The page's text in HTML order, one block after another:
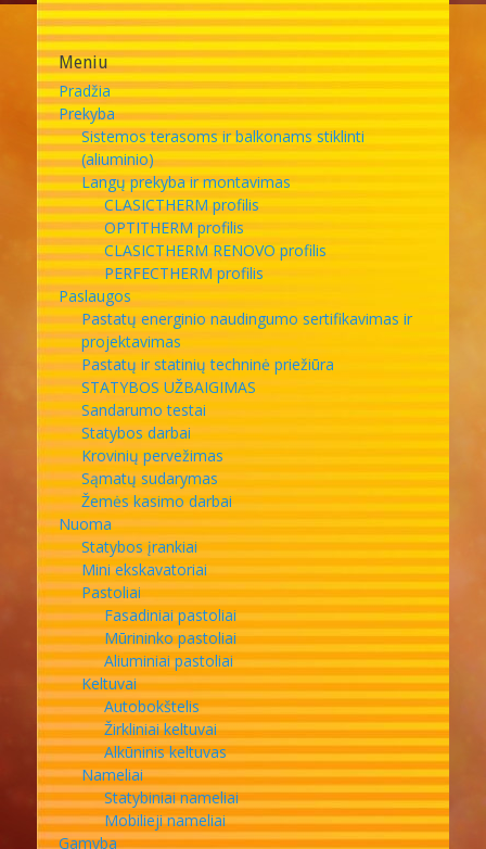
Meniu
Pradžia
Prekyba
Sistemos terasoms ir balkonams stiklinti
(aliuminio)
Langų prekyba ir montavimas
CLASICTHERM profilis
OPTITHERM profilis
CLASICTHERM RENOVO profilis
PERFECTHERM profilis
Paslaugos
Pastatų energinio naudingumo sertifikavimas ir
projektavimas
Pastatų ir statinių techninė priežiūra
STATYBOS UŽBAIGIMAS
Sandarumo testai
Statybos darbai
Krovinių pervežimas
Sąmatų sudarymas
Žemės kasimo darbai
Nuoma
Statybos įrankiai
Mini ekskavatoriai
Pastoliai
Fasadiniai pastoliai
Mūrininko pastoliai
Aliuminiai pastoliai
Keltuvai
Autobokštelis
Žirkliniai keltuvai
Alkūninis keltuvas
Nameliai
Statybiniai nameliai
Mobilieji nameliai
Gamyba